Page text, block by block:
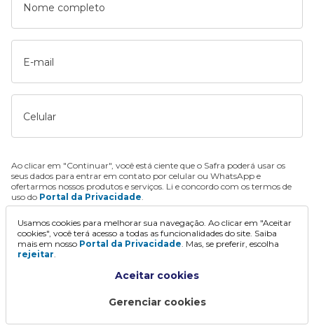
Nome completo
E-mail
Celular
Ao clicar em "Continuar", você está ciente que o Safra poderá usar os
seus dados para entrar em contato por celular ou WhatsApp e
ofertarmos nossos produtos e serviços. Li e concordo com os termos de
uso do Portal da Privacidade.
Continuar
Usamos cookies para melhorar sua navegação. Ao clicar em "Aceitar
cookies", você terá acesso a todas as funcionalidades do site. Saiba
mais em nosso Portal da Privacidade. Mas, se preferir, escolha
rejeitar.
Aceitar cookies
Gerenciar cookies